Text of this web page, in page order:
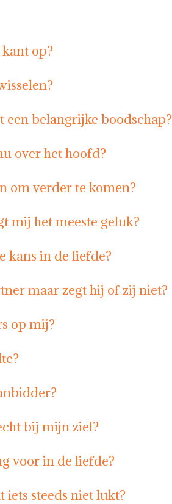
op?
belangrijke boodschap?
over het hoofd?
om verder te komen?
mij het meeste geluk?
kans in de liefde?
maar zegt hij of zij niet?
op mij?
bij mijn ziel?
voor in de liefde?
iets steeds niet lukt?